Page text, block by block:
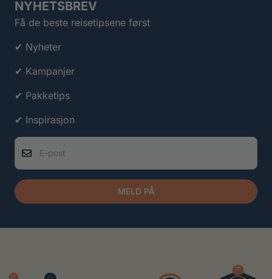
NYHETSBREV
Få de beste reisetipsene først
✔ Nyheter
✔ Kampanjer
✔ Pakketips
✔ Inspirasjon
E-post
MELD PÅ